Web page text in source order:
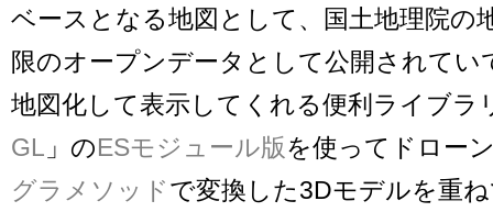
ベースとなる地図として、国土地理院の
限のオープンデータとして公開されてい
地図化して表示してくれる便利ライブラ
GL 」のESモジュール版を使ってドロー
グラメソッドで変換した3Dモデルを重